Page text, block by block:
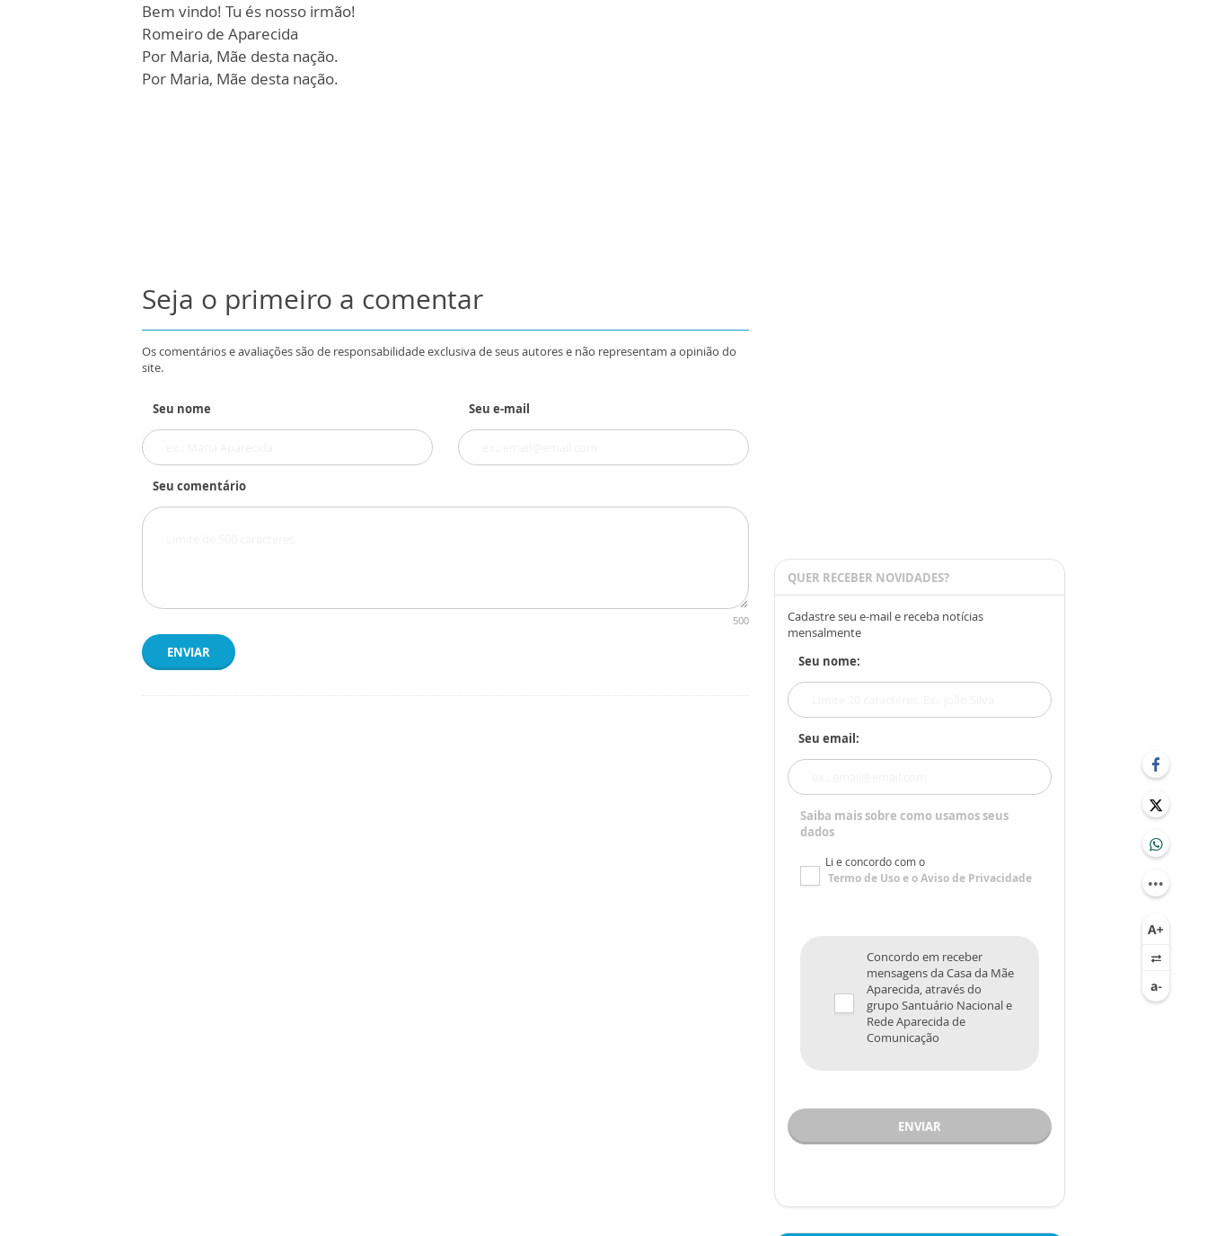
Bem vindo! Tu és nosso irmão!
Romeiro de Aparecida
Por Maria, Mãe desta nação.
Por Maria, Mãe desta nação.
Seja o primeiro a comentar
Os comentários e avaliações são de responsabilidade exclusiva de seus autores e não representam a opinião do
site.
Seu nome Seu e-mail
Seu comentário
500
ENVIAR
QUER RECEBER NOVIDADES?
Cadastre seu e-mail e receba notícias
mensalmente
Seu nome:
Seu email:
Saiba mais sobre como usamos seus
dados
Li e concordo com o
Termo de Usoe oAviso de Privacidade
Concordo em receber
mensagens da Casa da Mãe
Aparecida, através do
grupo Santuário Nacional e
Rede Aparecida de
Comunicação
ENVIAR